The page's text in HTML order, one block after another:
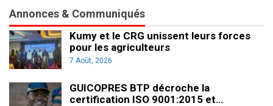
Annonces & Communiqués
Kumy et le CRG unissent leurs forces
pour les agriculteurs
7 Août, 2026
GUICOPRES BTP décroche la
certification ISO 9001:2015 et…